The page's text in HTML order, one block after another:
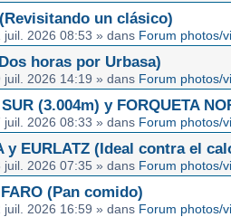
un clásico)
juil. 2026 08:53 » dans Forum photos/
horas por Urbasa)
juil. 2026 14:19 » dans Forum photos/
SUR (3.004m) y FORQUETA
juil. 2026 08:33 » dans Forum photos/
y EURLATZ (Ideal contra el
juil. 2026 07:35 » dans Forum photos/
(Pan comido)
juil. 2026 16:59 » dans Forum photos/